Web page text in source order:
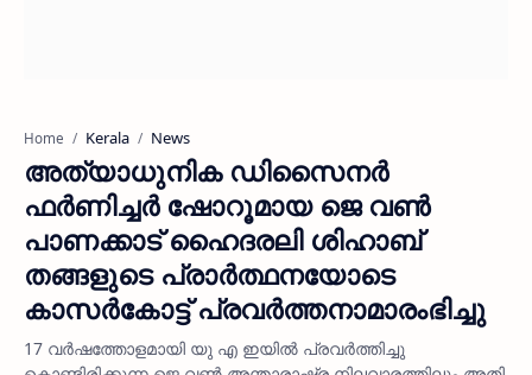
Home Kerala News
അത്യാധുനിക ഡിസൈനര്‍
ഫര്‍ണിച്ചര്‍ ഷോറൂമായ ജെ വണ്‍
പാണക്കാട് ഹൈദരലി ശിഹാബ്
തങ്ങളുടെ പ്രാര്‍ത്ഥനയോടെ
കാസര്‍കോട്ട് പ്രവര്‍ത്തനാമാരംഭിച്ചു
17 വര്‍ഷത്തോളമായി യു എ ഇയില്‍ പ്രവര്‍ത്തിച്ചു